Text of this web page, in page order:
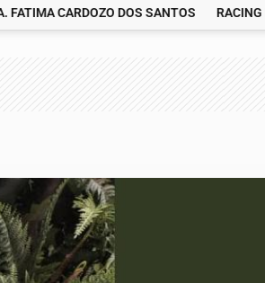
CARDOZO DOS SANTOS RACING